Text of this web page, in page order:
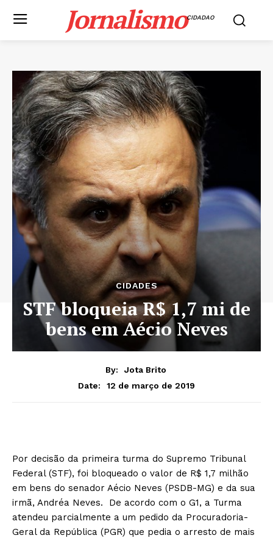
JornalismoCIDADAO
CIDADES
STF bloqueia R$ 1,7 mi de
bens em Aécio Neves
By:
Jota Brito
Date:
12 de março de 2019
Por decisão da primeira turma do Supremo Tribunal
Federal (STF), foi bloqueado o valor de R$ 1,7 milhão
em bens do senador Aécio Neves (PSDB-MG) e da sua
irmã, Andréa Neves. De acordo com o G1, a Turma
atendeu parcialmente a um pedido da Procuradoria-
Geral da República (PGR) que pedia o arresto de mais